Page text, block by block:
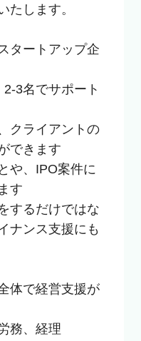
たします。
タートアップ企
2-3名でサポート
クライアントの
できます
や、IPO案件に
す
するだけではな
ナンス支援にも
体で経営支援が
務、経理